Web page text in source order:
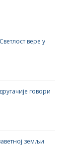
вере у
говори
земљи